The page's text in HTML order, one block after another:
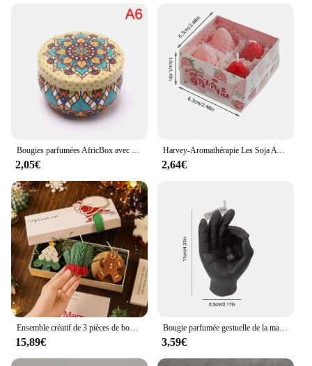
2,05€
Harvey-Aromathérapie Les Soja Avertissement, Parfumée ci-après, Gâteau, Décoration de la Maison, Cadeau d'Anniversaire Créatif
2,64€
15,89€
Bougie parfumée gestuelle de la main pour chambre à coucher, bougie de soja amusante, longue durée, aromathérapie, geste de la victoire, décor de vacances, OK
3,59€